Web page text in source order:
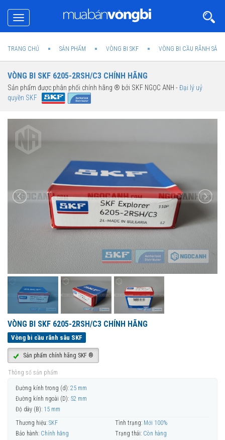
Toggle
navigation
TRANG CHỦ SẢN PHẨM VÒNG BI SKF VÒNG BI CẦU RÃNH SÂU
VÒNG BI SKF 6205-2RSH/C3 CHÍNH HÃNG
Sản phẩm được phân phối chính hãng ® bởi SKF NGỌC ANH -Đại lý uỷ
quyền SKF
VÒNG BI SKF 6205-2RSH/C3 CHÍNH HÃNG
Vòng bi cầu rãnh sâu SKF
Sản phẩm chính hãng SKF ®
Thông số sản phẩm
Đường kính trong (d): 25 mm
Đường kính ngoài (D): 52 mm
Độ dày (B): 15 mm
Thương hiệu: SKF Tình trạng: Mới 100%
Bảo hành: Chính hãng Trạng thái: Còn hàng